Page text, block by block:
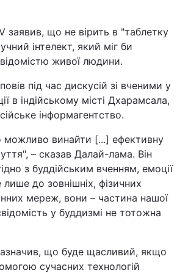
заявив, що не вірить в "таблетку
інтелект, який міг би
живої людини.
під час дискусій зі вченими у
в індійському місті Дхарамсала,
інформагентство.
винайти [...] ефективну
– сказав Далай-лама. Він
з буддійським вченням, емоції
лише до зовнішніх, фізичних
мереж, вони – частина нашої
у буддизмі не тотожна
що буде щасливий, якщо
сучасних технологій